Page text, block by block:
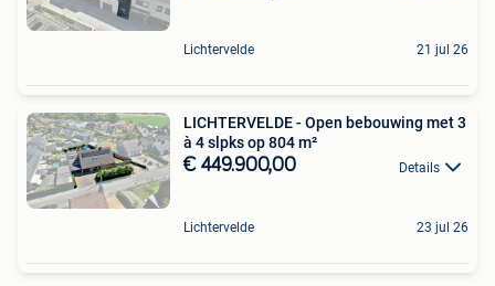
Lichtervelde 21 jul 26
LICHTERVELDE - Open bebouwing met 3
à 4 slpks op 804 m²
€ 449.900,00 Details
Lichtervelde 23 jul 26